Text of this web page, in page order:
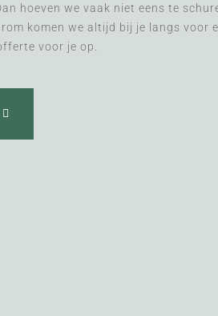
hoeven we vaak niet eens te
komen we altijd bij je langs voor
voor je op.